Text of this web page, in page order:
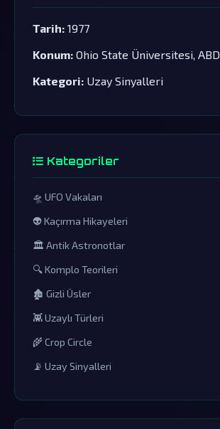
Tarih: 1977
Konum: Ohio State Üniversitesi, ABD
Kategori: Uzay Sinyalleri
Kategoriler
🛸 UFO Vakaları
👽 Kaçırma Hikayeleri
🏛️ Antik Astronotlar
🔍 Komplo Teorileri
🏚️ Gizli Üsler
👾 Uzaylı Türleri
🌾 Crop Circle
📡 Uzay Sinyalleri